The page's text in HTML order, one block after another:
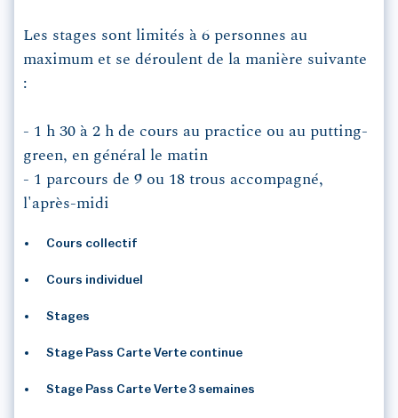
Les stages sont limités à 6 personnes au
maximum et se déroulent de la manière suivante
:
- 1 h 30 à 2 h de cours au practice ou au putting-
green, en général le matin
- 1 parcours de 9 ou 18 trous accompagné,
l'après-midi
Cours collectif
Cours individuel
Stages
Stage Pass Carte Verte continue
Stage Pass Carte Verte 3 semaines